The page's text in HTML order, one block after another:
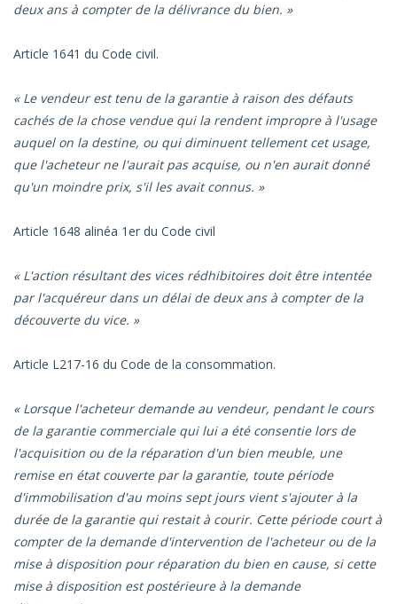
deux ans à compter de la délivrance du bien. »
Article 1641 du Code civil.
« Le vendeur est tenu de la garantie à raison des défauts
cachés de la chose vendue qui la rendent impropre à l'usage
auquel on la destine, ou qui diminuent tellement cet usage,
que l'acheteur ne l'aurait pas acquise, ou n'en aurait donné
qu'un moindre prix, s'il les avait connus. »
Article 1648 alinéa 1er du Code civil
« L'action résultant des vices rédhibitoires doit être intentée
par l'acquéreur dans un délai de deux ans à compter de la
découverte du vice. »
Article L217-16 du Code de la consommation.
« Lorsque l'acheteur demande au vendeur, pendant le cours
de la garantie commerciale qui lui a été consentie lors de
l'acquisition ou de la réparation d'un bien meuble, une
remise en état couverte par la garantie, toute période
d'immobilisation d'au moins sept jours vient s'ajouter à la
durée de la garantie qui restait à courir. Cette période court à
compter de la demande d'intervention de l'acheteur ou de la
mise à disposition pour réparation du bien en cause, si cette
mise à disposition est postérieure à la demande